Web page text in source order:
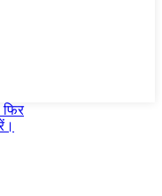
फिर